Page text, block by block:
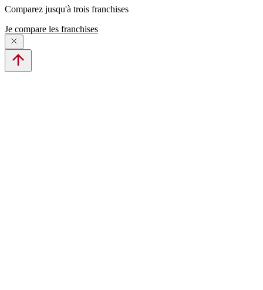
Comparez jusqu'à trois franchises
Je compare les franchises